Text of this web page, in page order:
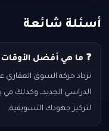
أسئلة شائعة
❓ ما هي أفضل
تزداد حركة السوق العقاري
الدراسي الجديد، وكذلك في
لتركيز جهودك التسويقية.